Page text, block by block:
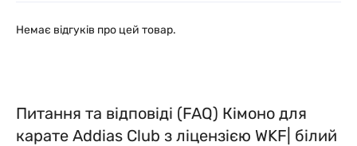
Немає відгуків про цей товар.
Питання та відповіді (FAQ) Кімоно для
карате Addias Club з ліцензією WKF| білий